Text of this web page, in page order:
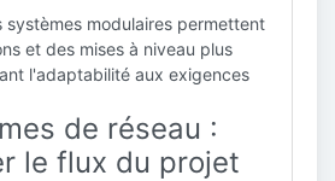
systèmes modulaires permettent
et des mises à niveau plus
l'adaptabilité aux exigences
de réseau :
le flux du projet